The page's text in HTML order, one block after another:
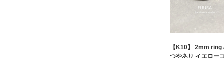
【K10】 2mm ring
つやあり イエロー